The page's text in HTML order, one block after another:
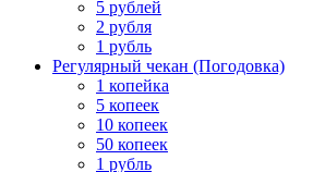
5 рублей
2 рубля
1 рубль
Регулярный чекан (Погодовка)
1 копейка
5 копеек
10 копеек
50 копеек
1 рубль